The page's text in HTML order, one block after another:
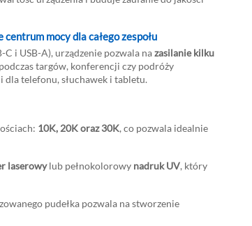
mocy dla całego zespołu
i USB-A), urządzenie pozwala nazasilanie kilku
targów, konferencji czy podróży
dla telefonu, słuchawek i tabletu.
10K, 20K oraz 30K, co pozwala idealnie
laserowylub pełnokolorowy nadruk UV, który
pudełka pozwala na stworzenie